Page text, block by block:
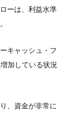
ーは、利益水準
キャッシュ・フ
加している状況
、資金が非常に